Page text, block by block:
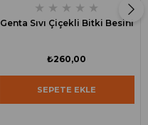
★ ★ ★ ★ ★
Genta Sıvı Çiçekli Bitki Besini
₺260,00
SEPETE EKLE